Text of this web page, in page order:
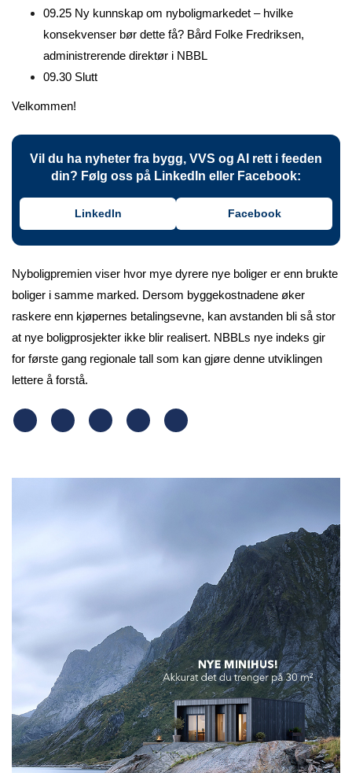
09.25 Ny kunnskap om nyboligmarkedet – hvilke
konsekvenser bør dette få? Bård Folke Fredriksen,
administrerende direktør i NBBL
09.30 Slutt
Velkommen!
Vil du ha nyheter fra bygg, VVS og AI rett i feeden
din? Følg oss på LinkedIn eller Facebook:
LinkedIn Facebook
Nyboligpremien viser hvor mye dyrere nye boliger er enn brukte
boliger i samme marked. Dersom byggekostnadene øker
raskere enn kjøpernes betalingsevne, kan avstanden bli så stor
at nye boligprosjekter ikke blir realisert. NBBLs nye indeks gir
for første gang regionale tall som kan gjøre denne utviklingen
lettere å forstå.